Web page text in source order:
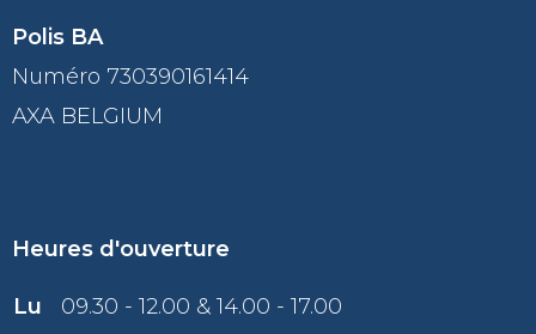
Polis BA
Numéro 730390161414
AXA BELGIUM
Heures d'ouverture
Lu
09.30 - 12.00 & 14.00 - 17.00